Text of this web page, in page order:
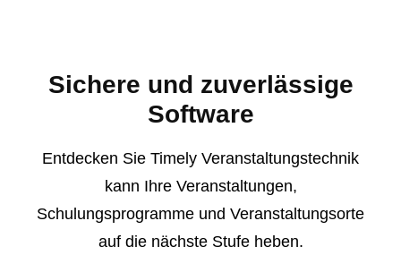
Sichere und zuverlässige
Software
Entdecken Sie Timely Veranstaltungstechnik
kann Ihre Veranstaltungen,
Schulungsprogramme und Veranstaltungsorte
auf die nächste Stufe heben.